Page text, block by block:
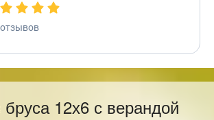
отзывов
12х6 с верандой